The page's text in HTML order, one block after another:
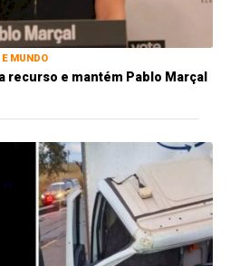
MUNDO
e mantém Pablo Marçal